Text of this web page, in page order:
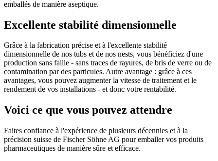
emballés de manière aseptique.
Excellente stabilité dimensionnelle
Grâce à la fabrication précise et à l'excellente stabilité
dimensionnelle de nos tubs et de nos nests, vous bénéficiez d'une
production sans faille - sans traces de rayures, de bris de verre ou de
contamination par des particules. Autre avantage : grâce à ces
avantages, vous pouvez augmenter la vitesse de traitement et le
rendement de vos installations - et donc votre rentabilité.
Voici ce que vous pouvez attendre
Faites confiance à l'expérience de plusieurs décennies et à la
précision suisse de Fischer Söhne AG pour emballer vos produits
pharmaceutiques de manière sûre et efficace.